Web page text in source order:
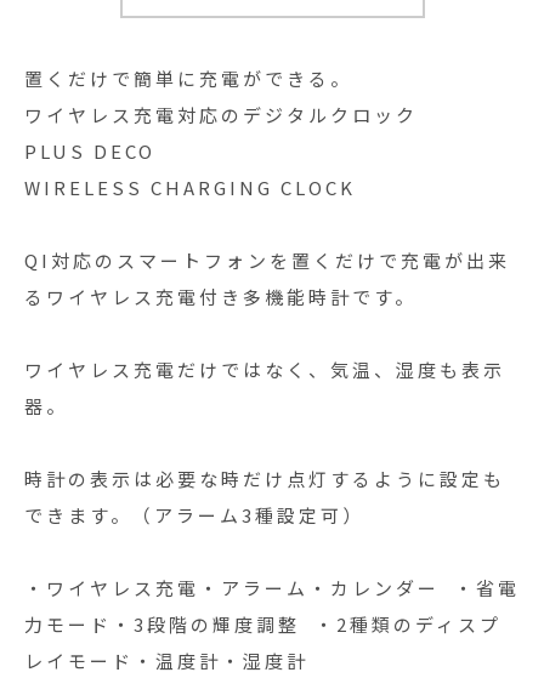
置くだけで簡単に充電ができる。
ワイヤレス充電対応のデジタルクロック
PLUS DECO
WIRELESS CHARGING CLOCK
QI対応のスマートフォンを置くだけで充電が出来
るワイヤレス充電付き多機能時計です。
ワイヤレス充電だけではなく、気温、湿度も表示
器。
時計の表示は必要な時だけ点灯するように設定も
できます。（アラーム3種設定可）
・ワイヤレス充電・アラーム・カレンダー ・省電
力モード・3段階の輝度調整 ・2種類のディスプ
レイモード・温度計・湿度計